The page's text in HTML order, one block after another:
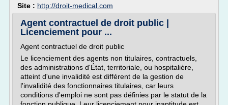
Site : http://droit-medical.com
Agent contractuel de droit public |
Licenciement pour ...
Agent contractuel de droit public
Le licenciement des agents non titulaires, contractuels,
des administrations d'État, territoriale, ou hospitalière,
atteint d'une invalidité est différent de la gestion de
l'invalidité des fonctionnaires titulaires, car leurs
conditions d'emploi ne sont pas définies par le statut de la